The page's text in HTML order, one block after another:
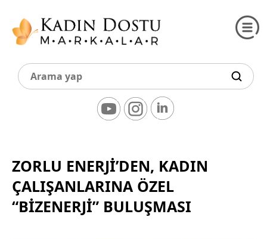
ZORLU ENERJİ’DEN, KADIN
ÇALIŞANLARINA ÖZEL
“BİZENERJİ” BULUŞMASI